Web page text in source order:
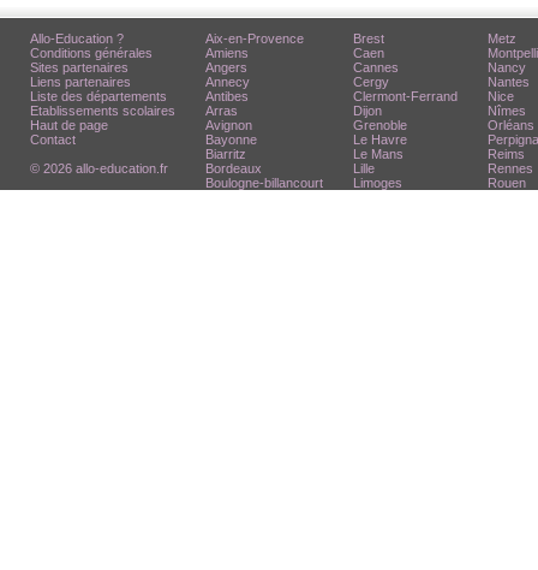
Allo-Education ?
Conditions générales
Sites partenaires
Liens partenaires
Liste des départements
Etablissements scolaires
Haut de page
Contact
© 2026 allo-education.fr
Aix-en-Provence
Amiens
Angers
Annecy
Antibes
Arras
Avignon
Bayonne
Biarritz
Bordeaux
Boulogne-billancourt
Brest
Caen
Cannes
Cergy
Clermont-Ferrand
Dijon
Grenoble
Le Havre
Le Mans
Lille
Limoges
Metz
Nancy
Nantes
Nice
Nîmes
Orléans
Reims
Rennes
Rouen